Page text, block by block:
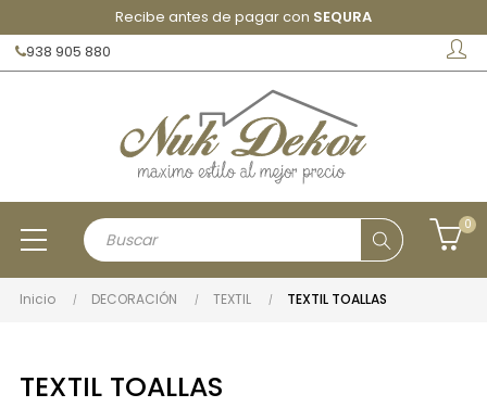
Recibe antes de pagar con SEQURA
938 905 880
0
Inicio DECORACIÓN TEXTIL TEXTIL TOALLAS
TEXTIL TOALLAS